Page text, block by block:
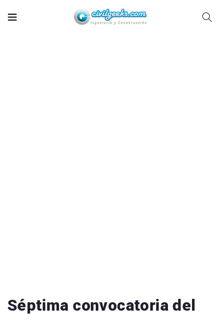
Séptima convocatoria del